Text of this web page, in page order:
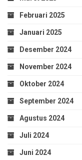
Februari 2025
Januari 2025
Desember 2024
November 2024
Oktober 2024
September 2024
Agustus 2024
Juli 2024
Juni 2024